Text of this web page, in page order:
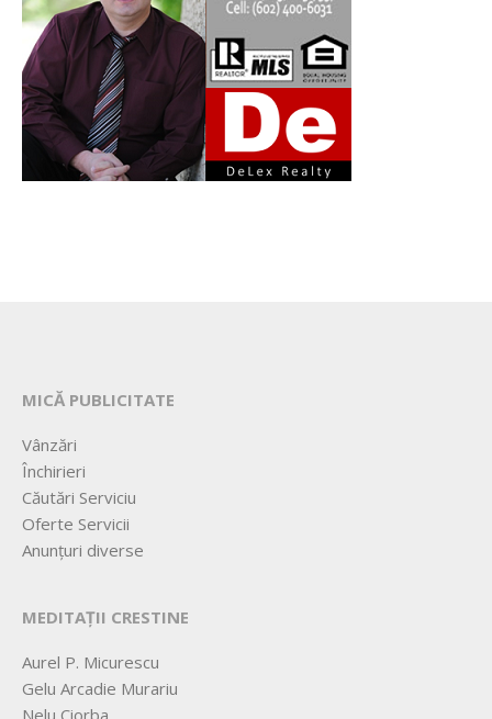
MICĂ PUBLICITATE
Vânzări
Închirieri
Căutări Serviciu
Oferte Servicii
Anunțuri diverse
MEDITAȚII CRESTINE
Aurel P. Micurescu
Gelu Arcadie Murariu